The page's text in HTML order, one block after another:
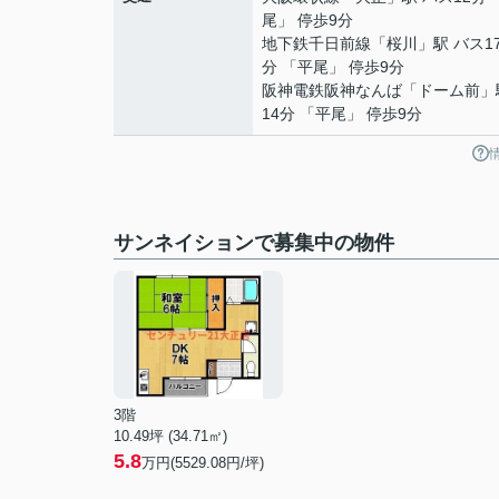
尾」 停歩9分
地下鉄千日前線 「桜川
」駅 バス
分 「平尾」 停歩9分
阪神電鉄阪神なんば 「 ドーム前
14分 「平尾」 停歩9分
サンネイションで募集中の物件
3階
10.49坪 (34.71㎡)
5.8万円(5529.08円/坪)